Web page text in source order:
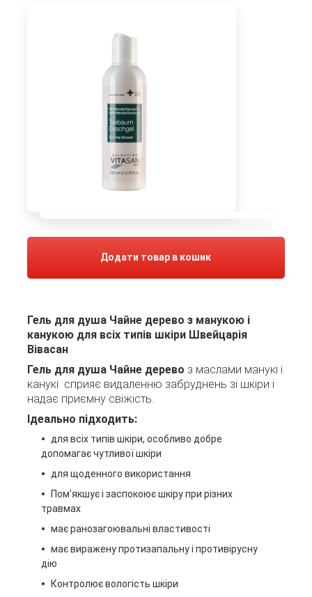
Додати товар в кошик
Гель для душа Чайне дерево з манукою і
канукою для всіх типів шкіри Швейцарія
Вівасан
Гель для душа Чайне дерево з маслами манукі і
канукі сприяє видаленню забруднень зі шкіри і
надає приємну свіжість.
Ідеально підходить:
для всіх типів шкіри, особливо добре
допомагає чутливої ​​шкіри
для щоденного використання
Пом'якшує і заспокоює шкіру при різних
травмах
має ранозагоювальні властивості
має виражену протизапальну і противірусну
дію
Контролює вологість шкіри